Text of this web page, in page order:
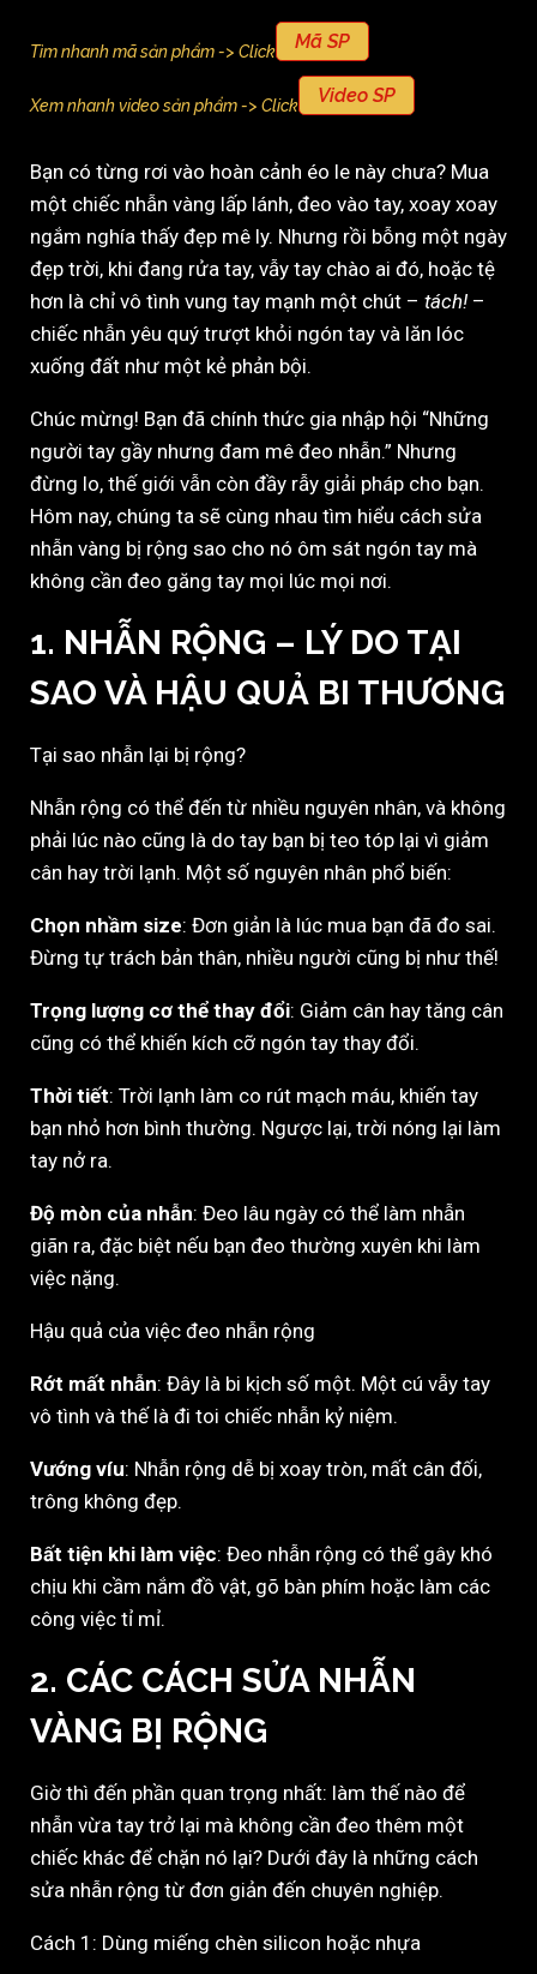
Tìm nhanh mã sản phẩm -> Click Mã SP
Xem nhanh video sản phẩm -> Click Video SP
Bạn có từng rơi vào hoàn cảnh éo le này chưa? Mua
một chiếc nhẫn vàng lấp lánh, đeo vào tay, xoay xoay
ngắm nghía thấy đẹp mê ly. Nhưng rồi bỗng một ngày
đẹp trời, khi đang rửa tay, vẫy tay chào ai đó, hoặc tệ
hơn là chỉ vô tình vung tay mạnh một chút – tách! –
chiếc nhẫn yêu quý trượt khỏi ngón tay và lăn lóc
xuống đất như một kẻ phản bội.
Chúc mừng! Bạn đã chính thức gia nhập hội “Những
người tay gầy nhưng đam mê đeo nhẫn.” Nhưng
đừng lo, thế giới vẫn còn đầy rẫy giải pháp cho bạn.
Hôm nay, chúng ta sẽ cùng nhau tìm hiểu cách sửa
nhẫn vàng bị rộng sao cho nó ôm sát ngón tay mà
không cần đeo găng tay mọi lúc mọi nơi.
1. NHẪN RỘNG – LÝ DO TẠI
SAO VÀ HẬU QUẢ BI THƯƠNG
Tại sao nhẫn lại bị rộng?
Nhẫn rộng có thể đến từ nhiều nguyên nhân, và không
phải lúc nào cũng là do tay bạn bị teo tóp lại vì giảm
cân hay trời lạnh. Một số nguyên nhân phổ biến:
Chọn nhầm size: Đơn giản là lúc mua bạn đã đo sai.
Đừng tự trách bản thân, nhiều người cũng bị như thế!
Trọng lượng cơ thể thay đổi: Giảm cân hay tăng cân
cũng có thể khiến kích cỡ ngón tay thay đổi.
Thời tiết: Trời lạnh làm co rút mạch máu, khiến tay
bạn nhỏ hơn bình thường. Ngược lại, trời nóng lại làm
tay nở ra.
Độ mòn của nhẫn: Đeo lâu ngày có thể làm nhẫn
giãn ra, đặc biệt nếu bạn đeo thường xuyên khi làm
việc nặng.
Hậu quả của việc đeo nhẫn rộng
Rớt mất nhẫn: Đây là bi kịch số một. Một cú vẫy tay
vô tình và thế là đi toi chiếc nhẫn kỷ niệm.
Vướng víu: Nhẫn rộng dễ bị xoay tròn, mất cân đối,
trông không đẹp.
Bất tiện khi làm việc: Đeo nhẫn rộng có thể gây khó
chịu khi cầm nắm đồ vật, gõ bàn phím hoặc làm các
công việc tỉ mỉ.
2. CÁC CÁCH SỬA NHẪN
VÀNG BỊ RỘNG
Giờ thì đến phần quan trọng nhất: làm thế nào để
nhẫn vừa tay trở lại mà không cần đeo thêm một
chiếc khác để chặn nó lại? Dưới đây là những cách
sửa nhẫn rộng từ đơn giản đến chuyên nghiệp.
Cách 1: Dùng miếng chèn silicon hoặc nhựa